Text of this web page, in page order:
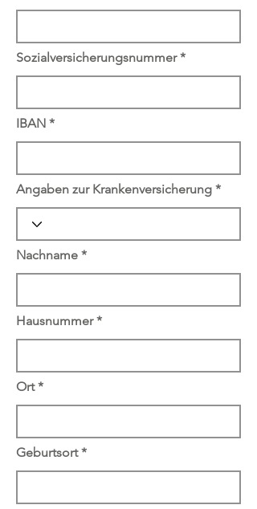
Sozialversicherungsnummer
IBAN
Angaben zur Krankenversicherung
Nachname
Hausnummer
Ort
Geburtsort